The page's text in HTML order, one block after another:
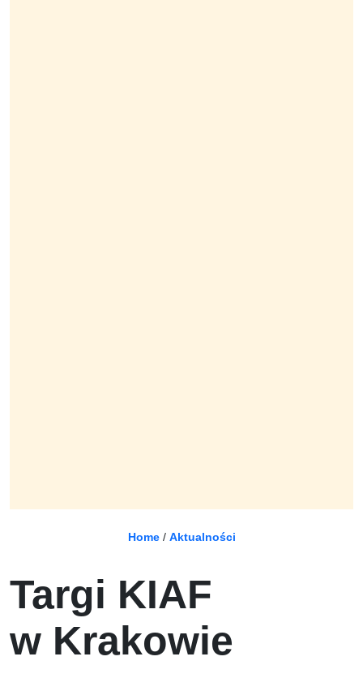
Home/ Aktualności
Targi KIAF
w Krakowie